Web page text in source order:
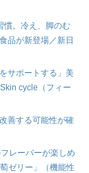
慣。冷え、脚のむ
品が新登場／新日
サポートする」美
cycle（フィー
善する可能性が確
レーバーが楽しめ
ゼリー」（機能性